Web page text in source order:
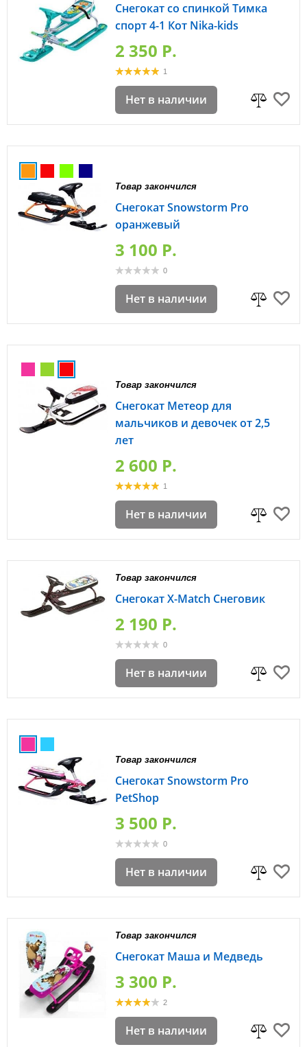
Снегокат со спинкой Тимка
спорт 4-1 Кот Nika-kids
2 350 P.
1
Нет в наличии
Товар закончился
Снегокат Snowstorm Pro
оранжевый
3 100 P.
0
Нет в наличии
Товар закончился
Снегокат Метеор для
мальчиков и девочек от 2,5
лет
2 600 P.
1
Нет в наличии
Товар закончился
Снегокат X-Match Снеговик
2 190 P.
0
Нет в наличии
Товар закончился
Снегокат Snowstorm Pro
PetShop
3 500 P.
0
Нет в наличии
Товар закончился
Снегокат Маша и Медведь
3 300 P.
2
Нет в наличии